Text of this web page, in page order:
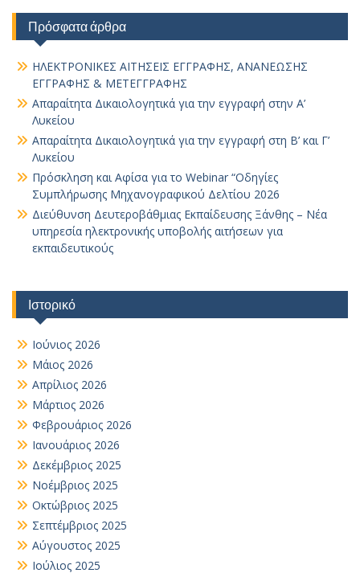
Πρόσφατα άρθρα
ΗΛΕΚΤΡΟΝΙΚΕΣ ΑΙΤΗΣΕΙΣ ΕΓΓΡΑΦΗΣ, ΑΝΑΝΕΩΣΗΣ
ΕΓΓΡΑΦΗΣ & ΜΕΤΕΓΓΡΑΦΗΣ
Απαραίτητα Δικαιολογητικά για την εγγραφή στην Α’
Λυκείου
Απαραίτητα Δικαιολογητικά για την εγγραφή στη Β’ και Γ’
Λυκείου
Πρόσκληση και Αφίσα για το Webinar “Οδηγίες
Συμπλήρωσης Μηχανογραφικού Δελτίου 2026
Διεύθυνση Δευτεροβάθμιας Εκπαίδευσης Ξάνθης – Νέα
υπηρεσία ηλεκτρονικής υποβολής αιτήσεων για
εκπαιδευτικούς
Ιστορικό
Ιούνιος 2026
Μάιος 2026
Απρίλιος 2026
Μάρτιος 2026
Φεβρουάριος 2026
Ιανουάριος 2026
Δεκέμβριος 2025
Νοέμβριος 2025
Οκτώβριος 2025
Σεπτέμβριος 2025
Αύγουστος 2025
Ιούλιος 2025